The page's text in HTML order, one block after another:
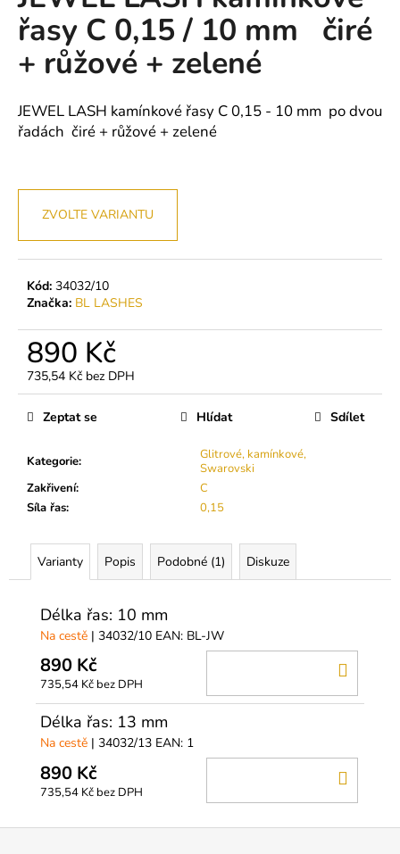
0,0
z
hvězdiček.
řasy C 0,15 / 10 mm čiré
+ růžové + zelené
JEWEL LASH kamínkové řasy C 0,15 - 10 mm po dvou
řadách čiré + růžové + zelené
ZVOLTE VARIANTU
Kód: 34032/10
Značka: BL LASHES
890 Kč
735,54 Kč bez DPH
Měrná
cena:
Kategorie:
Glitrové, kamínkové,
Swarovski
Zakřivení:
C
Síla řas: 0,15
Zeptat se Hlídat Sdílet
Varianty Popis Podobné (1) Diskuze
Délka řas: 10 mm
Na cestě | 34032/10 EAN: BL-JW
890 Kč
735,54 Kč bez DPH
Délka řas: 13 mm
Na cestě | 34032/13 EAN: 1
890 Kč
735,54 Kč bez DPH
a
j
í
?
HLEDAT
D
o
p
č
u
m
e
DIVA
SILK
CC
250